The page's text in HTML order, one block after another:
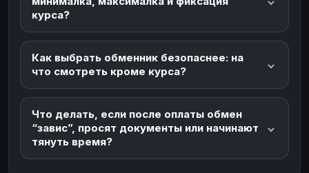
курса?
Как выбрать обменник безопаснее: на
что смотреть кроме курса?
Что делать, если после оплаты обмен
“завис”, просят документы или начинают
тянуть время?